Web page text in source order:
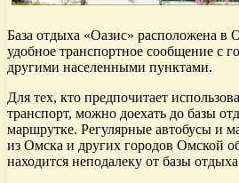
База отдыха «Оазис» расположена в
удобное транспортное сообщение с
другими населенными пунктами.
Для тех, кто предпочитает
транспорт, можно доехать до базы
маршрутке. Регулярные автобусы и
из Омска и других городов Омской
находится неподалеку от базы